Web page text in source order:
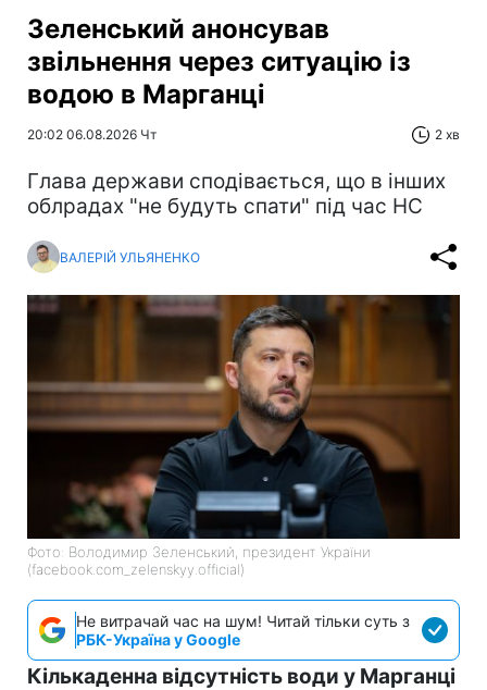
Зеленський анонсував
звільнення через ситуацію із
водою в Марганці
20:02 06.08.2026 Чт 2 хв
Глава держави сподівається, що в інших
облрадах "не будуть спати" під час НС
ВАЛЕРІЙ УЛЬЯНЕНКО
Фото: Володимир Зеленський, президент України
(facebook.com_zelenskyy.official)
Не витрачай час на шум! Читай тільки суть з
РБК-Україна у Google
Кількаденна відсутність води у Марганці